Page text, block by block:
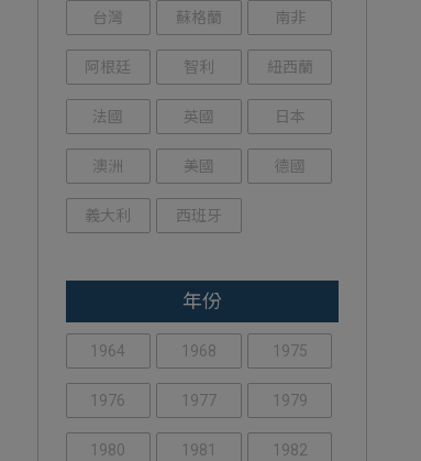
台灣 蘇格蘭 南非
阿根廷 智利 紐西蘭
法國 英國 日本
澳洲 美國 德國
義大利 西班牙
年份
1964 1968 1975
1976 1977 1979
1980 1981 1982